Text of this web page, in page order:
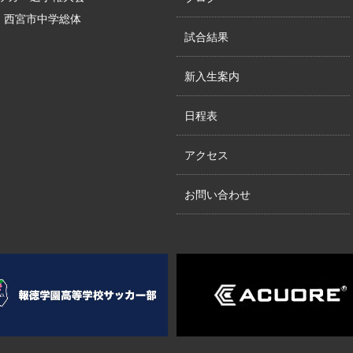
宮市中学総体
試合結果
新入生案内
日程表
アクセス
お問い合わせ